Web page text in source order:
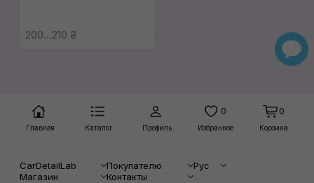
200...210 ₴
Главная Каталог Профиль
0
Избранное
0
Корзина
CarDetailLab Покупателю
Рус
Магазин
Контакты